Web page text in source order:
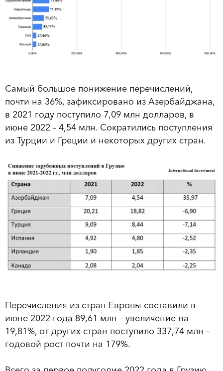
Самый большое понижение перечислений,
почти на 36%, зафиксировано из Азербайджана,
в 2021 году поступило 7,09 млн долларов, в
июне 2022 – 4,54 млн. Сократились поступления
из Турции и Греции и некоторых других стран.
Перечисления из стран Европы составили в
июне 2022 года 89,61 млн – увеличение на
19,81%, от других стран поступило 337,74 млн –
годовой рост почти на 179%.